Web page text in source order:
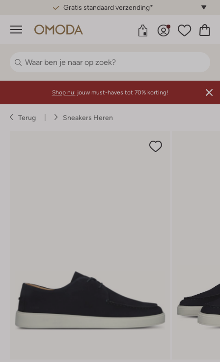
Gratis standaard verzending*
Menu
Shop nu: jouw must-haves tot 70% korting!
Terug Sneakers Heren